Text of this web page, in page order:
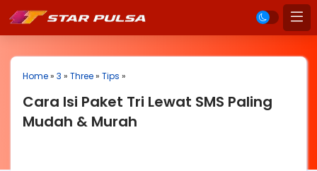
Home» 3 » Three» Tips »
Cara Isi Paket Tri Lewat SMS Paling
Mudah & Murah